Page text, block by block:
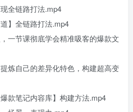
全链路打法.mp4
】全链路打法.mp4
一节课彻底学会精准吸客的爆款文
炼自己的差异化特色，构建超高变
款笔记内容库】构建方法.mp4